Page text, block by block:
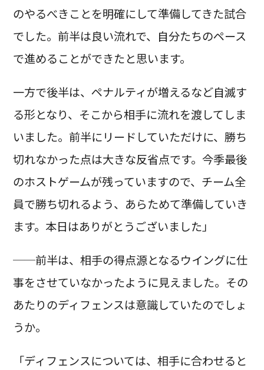
のやるべきことを明確にして準備してきた試合
でした。前半は良い流れで、自分たちのペース
で進めることができたと思います。
一方で後半は、ペナルティが増えるなど自滅す
る形となり、そこから相手に流れを渡してしま
いました。前半にリードしていただけに、勝ち
切れなかった点は大きな反省点です。今季最後
のホストゲームが残っていますので、チーム全
員で勝ち切れるよう、あらためて準備していき
ます。本日はありがとうございました」
──前半は、相手の得点源となるウイングに仕
事をさせていなかったように見えました。その
あたりのディフェンスは意識していたのでしょ
うか。
「ディフェンスについては、相手に合わせると